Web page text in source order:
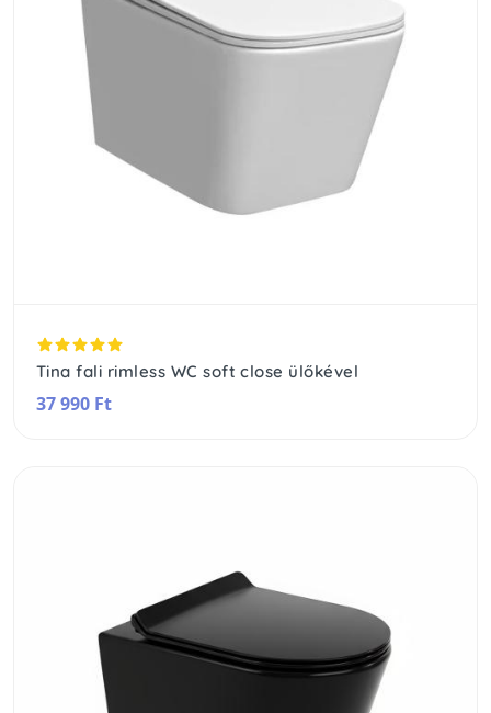
Tina fali rimless WC soft close ülőkével
37 990 Ft